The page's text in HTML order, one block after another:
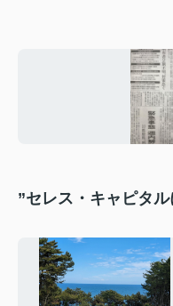
”セレス・キャピタ